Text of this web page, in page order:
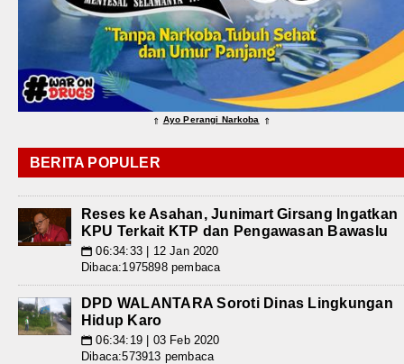
⇑ Ayo Perangi Narkoba ⇑
BERITA POPULER
Reses ke Asahan, Junimart Girsang Ingatkan
KPU Terkait KTP dan Pengawasan Bawaslu
📅 06:34:33 | 12 Jan 2020
Dibaca:1975898 pembaca
DPD WALANTARA Soroti Dinas Lingkungan
Hidup Karo
📅 06:34:19 | 03 Feb 2020
Dibaca:573913 pembaca